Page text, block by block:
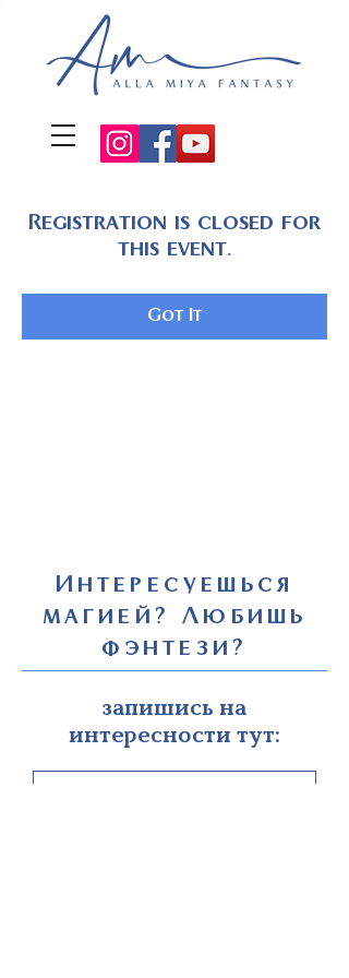
Registration is closed for
this event.
Got It
Интересуешься
магией? Любишь
фэнтези?
запишись на
интересности тут: